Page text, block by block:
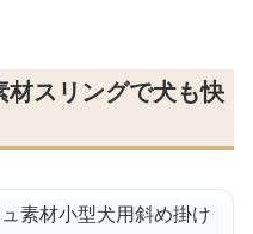
スリングで犬も快